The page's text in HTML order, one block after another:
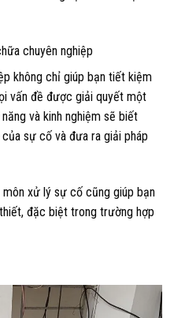
chuyên nghiệp
không chỉ giúp bạn tiết kiệm
vấn đề được giải quyết một
và kinh nghiệm sẽ biết
sự cố và đưa ra giải pháp
xử lý sự cố cũng giúp bạn
đặc biệt trong trường hợp